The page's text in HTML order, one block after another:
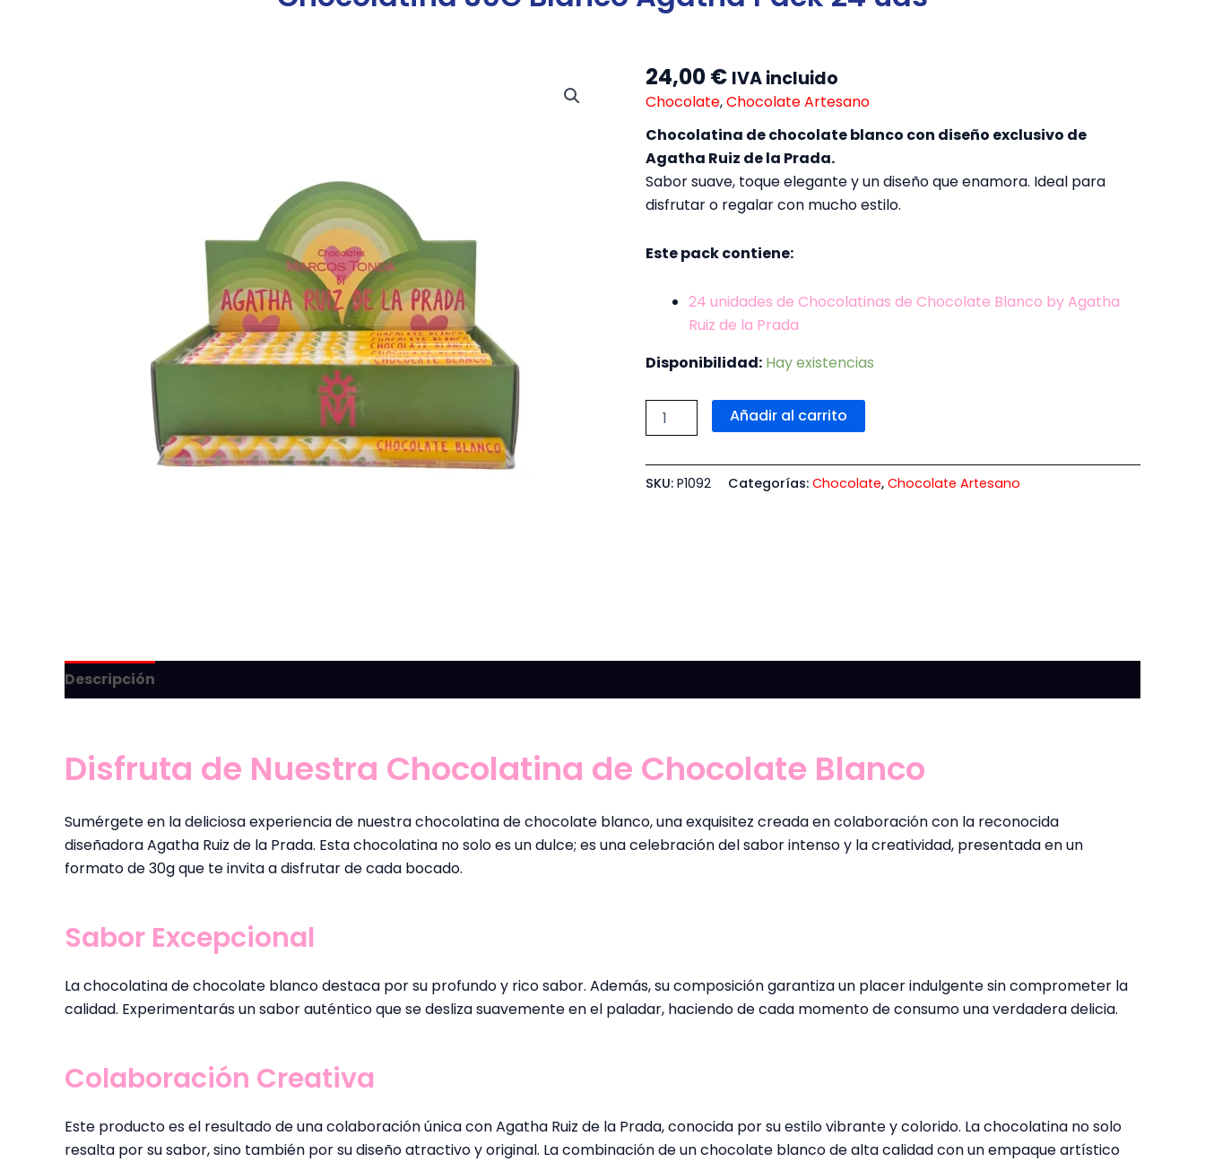
24,00€ IVA incluido
Chocolate,Chocolate Artesano
Chocolatina de chocolate blanco con diseño exclusivo de
Agatha Ruiz de la Prada.
Sabor suave, toque elegante y un diseño que enamora. Ideal para
disfrutar o regalar con mucho estilo.
Este pack contiene:
24 unidades de Chocolatinas de Chocolate Blanco by Agatha
Ruiz de la Prada
Disponibilidad: Hay existencias
Chocolatina
30G
Blanco
Agatha
Pack
24
uds
cantidad
Añadir al carrito
SKU: P1092 Categorías: Chocolate, Chocolate Artesano
Descripción
Disfruta de Nuestra Chocolatina de Chocolate Blanco
Sumérgete en la deliciosa experiencia de nuestra chocolatina de chocolate blanco, una exquisitez creada en colaboración con la reconocida
diseñadora Agatha Ruiz de la Prada. Esta chocolatina no solo es un dulce; es una celebración del sabor intenso y la creatividad, presentada en un
formato de 30g que te invita a disfrutar de cada bocado.
Sabor Excepcional
La chocolatina de chocolate blanco destaca por su profundo y rico sabor. Además, su composición garantiza un placer indulgente sin comprometer la
calidad. Experimentarás un sabor auténtico que se desliza suavemente en el paladar, haciendo de cada momento de consumo una verdadera delicia.
Colaboración Creativa
Este producto es el resultado de una colaboración única con Agatha Ruiz de la Prada, conocida por su estilo vibrante y colorido. La chocolatina no solo
resalta por su sabor, sino también por su diseño atractivo y original. La combinación de un chocolate blanco de alta calidad con un empaque artístico